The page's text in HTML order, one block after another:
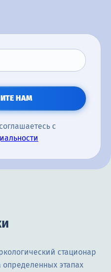
НАМ
с
стационар
этапах